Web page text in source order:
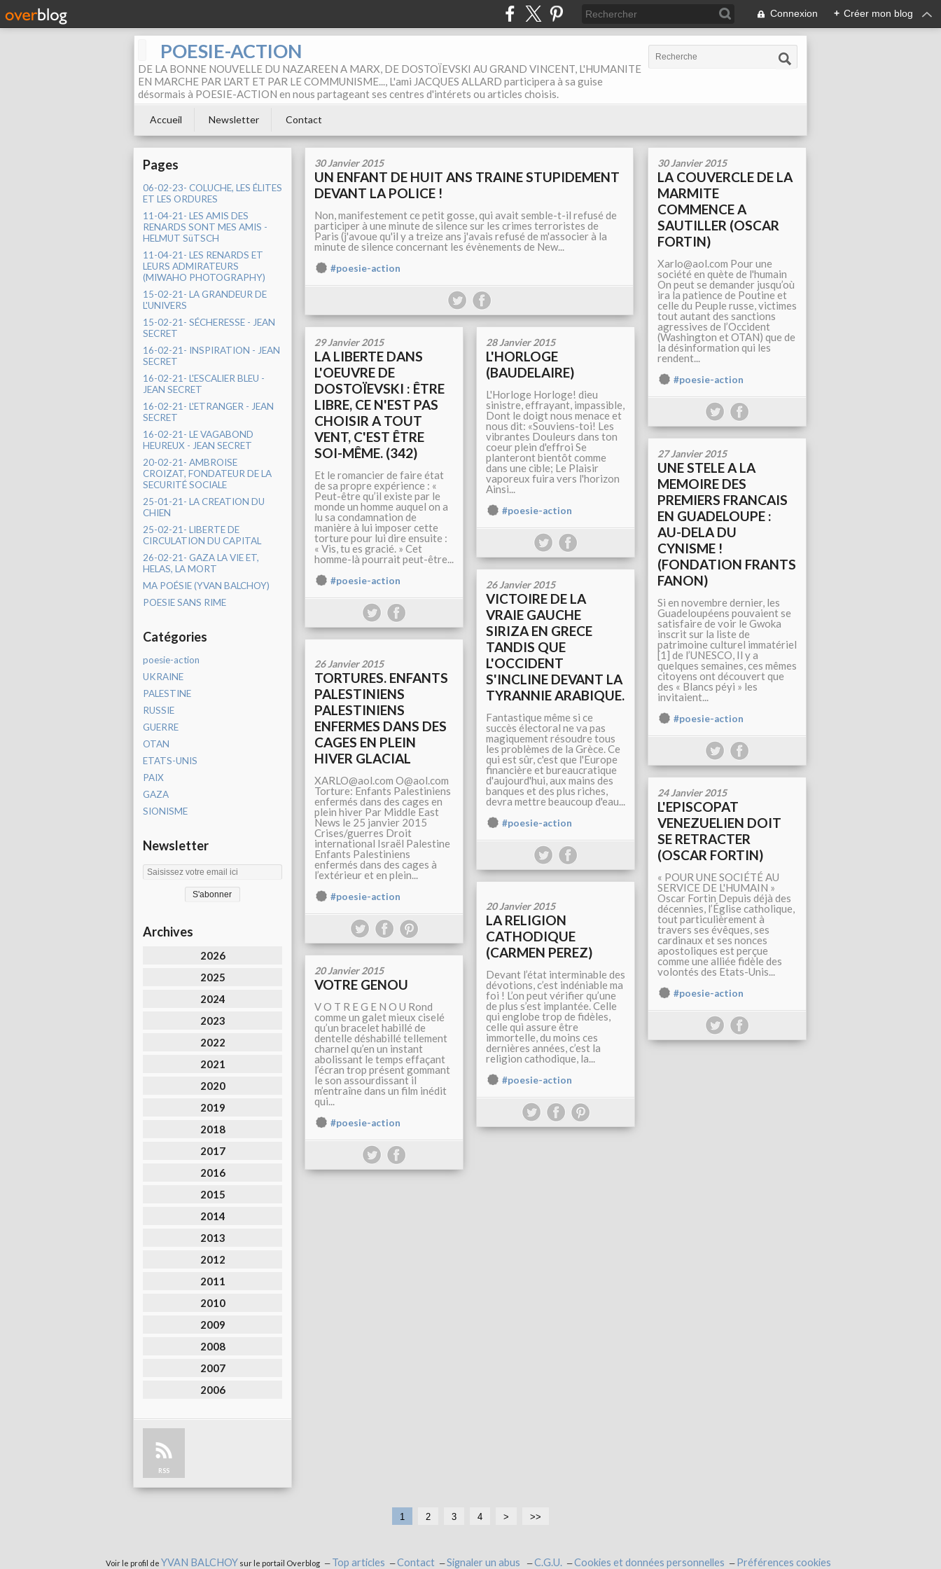
Connexion + Créer mon blog
POESIE-ACTION
DE LA BONNE NOUVELLE DU NAZAREEN A MARX, DE DOSTOÏEVSKI AU GRAND VINCENT, L'HUMANITE
EN MARCHE PAR L'ART ET PAR LE COMMUNISME..., L'ami JACQUES ALLARD participera à sa guise
désormais à POESIE-ACTION en nous partageant ses centres d'intérets ou articles choisis.
Accueil Newsletter Contact
Pages
06-02-23- COLUCHE, LES ÉLITES
ET LES ORDURES
11-04-21- LES AMIS DES
RENARDS SONT MES AMIS -
HELMUT SüTSCH
11-04-21- LES RENARDS ET
LEURS ADMIRATEURS
(MIWAHO PHOTOGRAPHY)
15-02-21- LA GRANDEUR DE
L'UNIVERS
15-02-21- SÉCHERESSE - JEAN
SECRET
16-02-21- INSPIRATION - JEAN
SECRET
16-02-21- L'ESCALIER BLEU -
JEAN SECRET
16-02-21- L'ETRANGER - JEAN
SECRET
16-02-21- LE VAGABOND
HEUREUX - JEAN SECRET
20-02-21- AMBROISE
CROIZAT, FONDATEUR DE LA
SECURITÉ SOCIALE
25-01-21- LA CREATION DU
CHIEN
25-02-21- LIBERTE DE
CIRCULATION DU CAPITAL
26-02-21- GAZA LA VIE ET,
HELAS, LA MORT
MA POÉSIE (YVAN BALCHOY)
POESIE SANS RIME
Catégories
poesie-action
UKRAINE
PALESTINE
RUSSIE
GUERRE
OTAN
ETATS-UNIS
PAIX
GAZA
SIONISME
Newsletter
Archives
2026
2025
2024
2023
2022
2021
2020
2019
2018
2017
2016
2015
2014
2013
2012
2011
2010
2009
2008
2007
2006
RSS
30 Janvier 2015
UN ENFANT DE HUIT ANS TRAINE STUPIDEMENT
DEVANT LA POLICE !
Non, manifestement ce petit gosse, qui avait semble-t-il refusé de
participer à une minute de silence sur les crimes terroristes de
Paris (j'avoue qu'il y a treize ans j'avais refusé de m'associer à la
minute de silence concernant les évènements de New...
#poesie-action
30 Janvier 2015
LA COUVERCLE DE LA
MARMITE
COMMENCE A
SAUTILLER (OSCAR
FORTIN)
Xarlo@aol.com Pour une
société en quète de l'humain
On peut se demander jusqu’où
ira la patience de Poutine et
celle du Peuple russe, victimes
tout autant des sanctions
agressives de l’Occident
(Washington et OTAN) que de
la désinformation qui les
rendent...
#poesie-action
29 Janvier 2015
LA LIBERTE DANS
L'OEUVRE DE
DOSTOÏEVSKI : ÊTRE
LIBRE, CE N'EST PAS
CHOISIR A TOUT
VENT, C'EST ÊTRE
SOI-MÊME. (342)
Et le romancier de faire état
de sa propre expérience : «
Peut-être qu’il existe par le
monde un homme auquel on a
lu sa condamnation de
manière à lui imposer cette
torture pour lui dire ensuite :
« Vis, tu es gracié. » Cet
homme-là pourrait peut-être...
#poesie-action
28 Janvier 2015
L'HORLOGE
(BAUDELAIRE)
L'Horloge Horloge! dieu
sinistre, effrayant, impassible,
Dont le doigt nous menace et
nous dit: «Souviens-toi! Les
vibrantes Douleurs dans ton
coeur plein d'effroi Se
planteront bientôt comme
dans une cible; Le Plaisir
vaporeux fuira vers l'horizon
Ainsi...
#poesie-action
27 Janvier 2015
UNE STELE A LA
MEMOIRE DES
PREMIERS FRANCAIS
EN GUADELOUPE :
AU-DELA DU
CYNISME !
(FONDATION FRANTS
FANON)
Si en novembre dernier, les
Guadeloupéens pouvaient se
satisfaire de voir le Gwoka
inscrit sur la liste de
patrimoine culturel immatériel
[1] de l’UNESCO, Il y a
quelques semaines, ces mêmes
citoyens ont découvert que
des « Blancs péyi » les
invitaient...
#poesie-action
26 Janvier 2015
VICTOIRE DE LA
VRAIE GAUCHE
SIRIZA EN GRECE
TANDIS QUE
L'OCCIDENT
S'INCLINE DEVANT LA
TYRANNIE ARABIQUE.
Fantastique même si ce
succès électoral ne va pas
magiquement résoudre tous
les problèmes de la Grèce. Ce
qui est sûr, c'est que l'Europe
financière et bureaucratique
d'aujourd'hui, aux mains des
banques et des plus riches,
devra mettre beaucoup d'eau...
#poesie-action
26 Janvier 2015
TORTURES. ENFANTS
PALESTINIENS
PALESTINIENS
ENFERMES DANS DES
CAGES EN PLEIN
HIVER GLACIAL
XARLO@aol.com O@aol.com
Torture: Enfants Palestiniens
enfermés dans des cages en
plein hiver Par Middle East
News le 25 janvier 2015
Crises/guerres Droit
international Israël Palestine
Enfants Palestiniens
enfermés dans des cages à
l’extérieur et en plein...
#poesie-action
24 Janvier 2015
L'EPISCOPAT
VENEZUELIEN DOIT
SE RETRACTER
(OSCAR FORTIN)
« POUR UNE SOCIÉTÉ AU
SERVICE DE L'HUMAIN »
Oscar Fortin Depuis déjà des
décennies, l’Église catholique,
tout particulièrement à
travers ses évêques, ses
cardinaux et ses nonces
apostoliques est perçue
comme une alliée fidèle des
volontés des Etats-Unis...
#poesie-action
20 Janvier 2015
LA RELIGION
CATHODIQUE
(CARMEN PEREZ)
Devant l’état interminable des
dévotions, c’est indéniable ma
foi ! L’on peut vérifier qu’une
de plus s’est implantée. Celle
qui englobe trop de fidèles,
celle qui assure être
immortelle, du moins ces
dernières années, c’est la
religion cathodique, la...
#poesie-action
20 Janvier 2015
VOTRE GENOU
V O T R E G E N O U Rond
comme un galet mieux ciselé
qu’un bracelet habillé de
dentelle déshabillé tellement
charnel qu’en un instant
abolissant le temps effaçant
l’écran trop présent gommant
le son assourdissant il
m’entraîne dans un film inédit
qui...
#poesie-action
1 2 3 4 > >>
Voir le profil de YVAN BALCHOY sur le portail Overblog Top articles Contact Signaler un abus C.G.U. Cookies et données personnelles Préférences cookies